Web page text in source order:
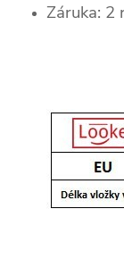
Záruka: 2